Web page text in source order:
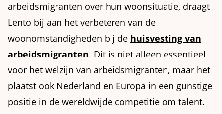
arbeidsmigranten over hun woonsituatie, draagt
Lento bij aan het verbeteren van de
woonomstandigheden bij de huisvesting van
arbeidsmigranten. Dit is niet alleen essentieel
voor het welzijn van arbeidsmigranten, maar het
plaatst ook Nederland en Europa in een gunstige
positie in de wereldwijde competitie om talent.